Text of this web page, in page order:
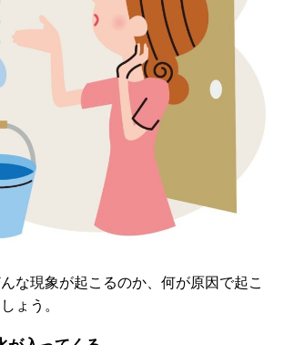
な現象が起こるのか、何が原因で起こ
ょう。